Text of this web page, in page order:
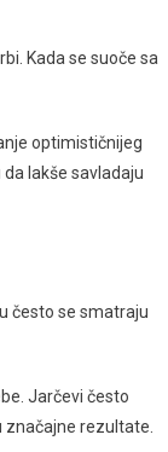
Kada se suoče sa
optimističnijeg
lakše savladaju
često se smatraju
Jarčevi često
značajne rezultate.